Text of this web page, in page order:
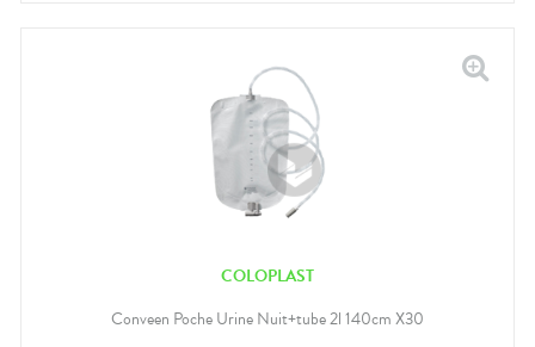
COLOPLAST
Conveen Poche Urine Nuit+tube 2l 140cm X30